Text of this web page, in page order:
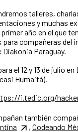
talleres,
y muchas
año en el que
para compañeras del
Paraguay.
el 12 y 13 de julio en
Humaitá).
i.tedic.org/
también
, Codeando